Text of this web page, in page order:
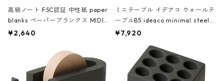
高級ノート FSC認証 中性紙 paper
blanks ペーパーブランクス MIDI
ハードカバー 罫線 ヴァン・ゴッホ
¥2,640
ミニテーブル イデアコ ウォールテ
ーブルB5 ideaco minimal steel f
urniture WALL Table B5 ネイビー
¥7,920